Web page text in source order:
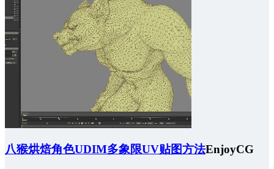
八猴烘焙角色UDIM多象限UV贴图方法EnjoyCG